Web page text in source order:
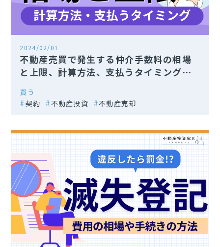
2024/02/01
不動産売買で発生する仲介手数料の相場
と上限、計算方法、支払うタイミングま
買う
契約
不動産投資 不動産売却